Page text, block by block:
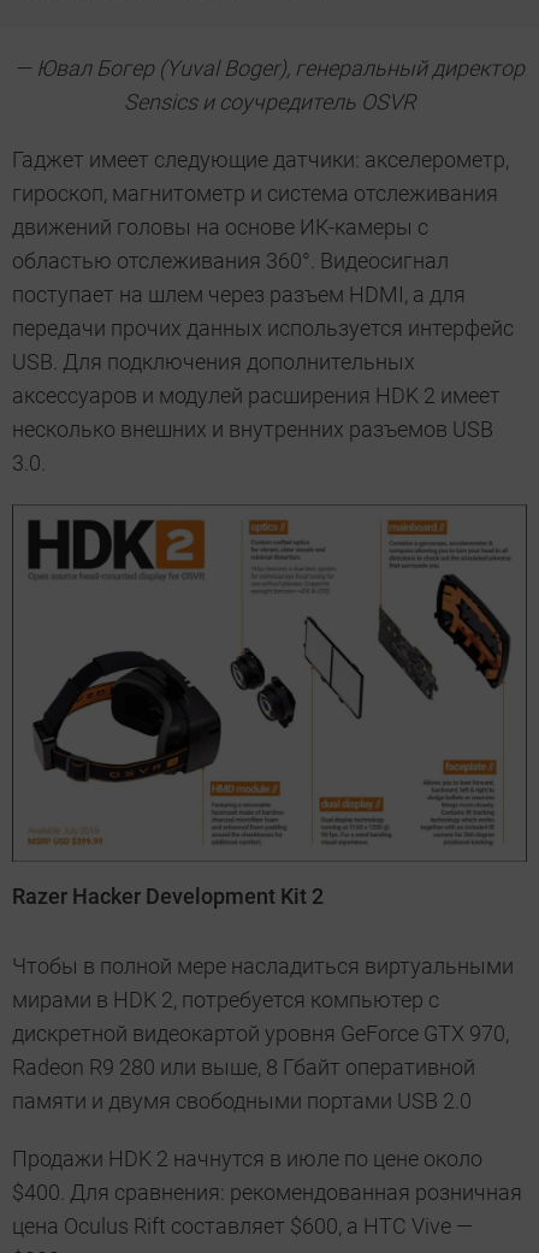
— Ювал Богер (Yuval Boger), генеральный директор
Sensics и соучредитель OSVR
Гаджет имеет следующие датчики: акселерометр,
гироскоп, магнитометр и система отслеживания
движений головы на основе ИК-камеры с
областью отслеживания 360°. Видеосигнал
поступает на шлем через разъем HDMI, а для
передачи прочих данных используется интерфейс
USB. Для подключения дополнительных
аксессуаров и модулей расширения HDK 2 имеет
несколько внешних и внутренних разъемов USB
3.0.
Razer Hacker Development Kit 2
Чтобы в полной мере насладиться виртуальными
мирами в HDK 2, потребуется компьютер с
дискретной видеокартой уровня GeForce GTX 970,
Radeon R9 280 или выше, 8 Гбайт оперативной
памяти и двумя свободными портами USB 2.0
Продажи HDK 2 начнутся в июле по цене около
$400. Для сравнения: рекомендованная розничная
цена Oculus Rift составляет $600, а HTC Vive —